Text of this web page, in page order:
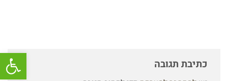
כתיבת תגובה